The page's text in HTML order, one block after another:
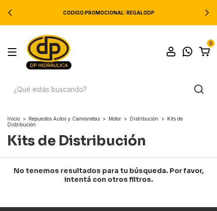
CODIGO PROMOCIONAL: REGALODP
0
Inicio > Repuestos Autos y Camionetas > Motor > Distribución > Kits de
Distribución
Kits de Distribución
No tenemos resultados para tu búsqueda. Por favor,
intentá con otros filtros.